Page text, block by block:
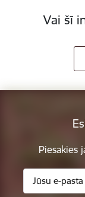
Vai šī
Piesakies